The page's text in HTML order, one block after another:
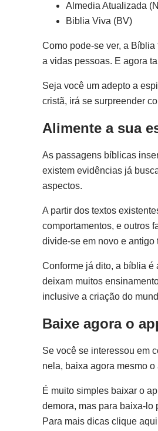
Almedia Atualizada
Biblia Viva (BV)
Como pode-se ver, a
a vidas pessoas. E agora
Seja você um adepto a
cristã, irá se surpreender
Alimente a sua
As passagens bíblicas
existem evidências já
aspectos.
A partir dos textos
comportamentos, e outros
divide-se em novo e antigo
Conforme já dito, a bíblia é
deixam muitos
inclusive a criação do
Baixe agora o
Se você se interessou em
nela, baixa agora mesmo
É muito simples baixar o
demora, mas para baixa-lo
Para mais dicas clique